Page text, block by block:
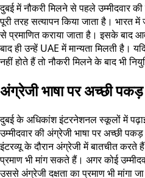
दुबई में नौकरी मिलने से पहले उम्मीदवार
पूरी तरह सत्यापन किया जाता है। भारत में
से प्रमाणित कराया जाता है। इसके बाद
बाद ही उन्हें UAE में मान्यता मिलती है।
नहीं होते हैं तो नौकरी मिलने के बाद भी
अंग्रेजी भाषा पर अच्छी पकड़
दुबई के अधिकांश इंटरनेशनल स्कूलों में
उम्मीदवार की अंग्रेजी भाषा पर अच्छी
इंटरव्यू के दौरान अंग्रेजी में बातचीत
प्रमाण भी मांग सकते हैं। अगर कोई
उससे अंग्रेजी दक्षता का प्रमाण भी मांगा